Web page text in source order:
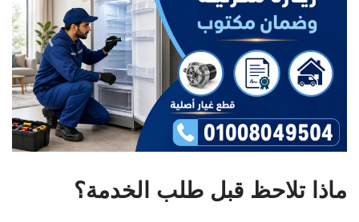
ماذا تلاحظ قبل طلب الخدمة؟